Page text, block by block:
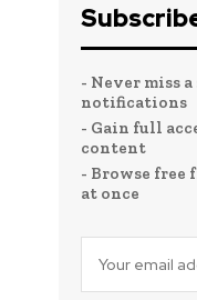
- Never miss
notifications
- Gain full
content
- Browse free
at once